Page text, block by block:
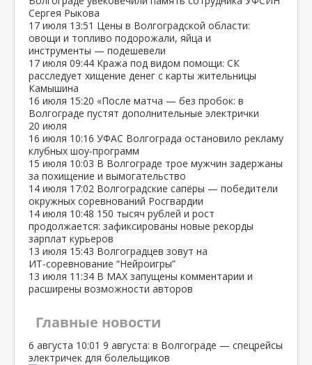
Сергея Рыкова
17 июля 13:51 Цены в Волгоградской области:
овощи и топливо подорожали, яйца и
инструменты — подешевели
17 июля 09:44 Кража под видом помощи: СК
расследует хищение денег с карты жительницы
Камышина
16 июля 15:20 «После матча — без пробок: в
Волгограде пустят дополнительные электрички
20 июля
16 июля 10:16 УФАС Волгограда остановило рекламу
клубных шоу‑программ
15 июля 10:03 В Волгограде трое мужчин задержаны
за похищение и вымогательство
14 июля 17:02 Волгоградские сапёры — победители
окружных соревнований Росгвардии
14 июля 10:48 150 тысяч рублей и рост
продолжается: зафиксированы новые рекорды
зарплат курьеров
13 июля 15:43 Волгоградцев зовут на
ИТ‑соревнование “Нейроигры”
13 июля 11:34 В МАХ запущены комментарии и
расширены возможности авторов
Главные новости
6 августа 10:01 9 августа: в Волгограде — спецрейсы
электричек для болельщиков